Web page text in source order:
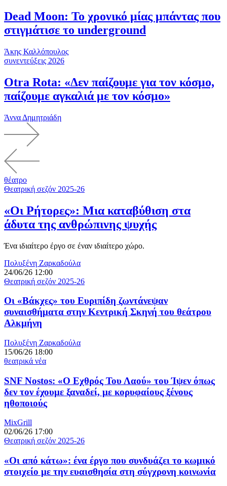
Dead Moon: Το χρονικό μίας μπάντας που
στιγμάτισε το underground
Άκης Καλλόπουλος
συνεντεύξεις 2026
Otra Rota: «Δεν παίζουμε για τον κόσμο,
παίζουμε αγκαλιά με τον κόσμο»
Άννα Δημητριάδη
θέατρο
Θεατρική σεζόν 2025-26
«Οι Ρήτορες»: Μια καταβύθιση στα
άδυτα της ανθρώπινης ψυχής
Ένα ιδιαίτερο έργο σε έναν ιδιαίτερο χώρο.
Πολυξένη Ζαρκαδούλα
24/06/26 12:00
Θεατρική σεζόν 2025-26
Οι «Βάκχες» του Ευριπίδη ζωντάνεψαν
συναισθήματα στην Κεντρική Σκηνή του θεάτρου
Αλκμήνη
Πολυξένη Ζαρκαδούλα
15/06/26 18:00
θεατρικά νέα
SNF Nostos: «Ο Εχθρός Του Λαού» του Ίψεν όπως
δεν τον έχουμε ξαναδεί, με κορυφαίους ξένους
ηθοποιούς
MixGrill
02/06/26 17:00
Θεατρική σεζόν 2025-26
«Οι από κάτω»: ένα έργο που συνδυάζει το κωμικό
στοιχείο με την ευαισθησία στη σύγχρονη κοινωνία